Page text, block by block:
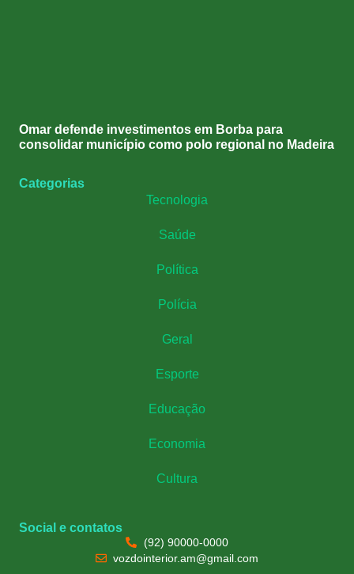
Omar defende investimentos em Borba para
consolidar município como polo regional no Madeira
Categorias
Tecnologia
Saúde
Política
Polícia
Geral
Esporte
Educação
Economia
Cultura
Social e contatos
(92) 90000-0000
vozdointerior.am@gmail.com